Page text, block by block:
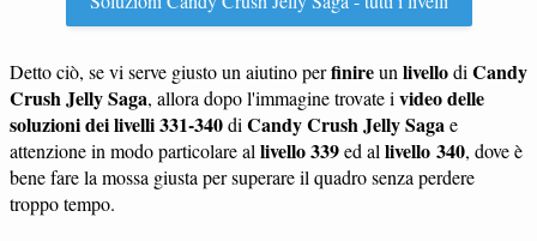
Detto ciò, se vi serve giusto un aiutino perfinireun livellodi Candy
Crush Jelly Saga, allora dopo l'immagine trovate i video delle
soluzioni dei livelli 331-340di Candy Crush Jelly Sagae
attenzione in modo particolare al livello 339ed al livello 340, dove è
bene fare la mossa giusta per superare il quadro senza perdere
troppo tempo.